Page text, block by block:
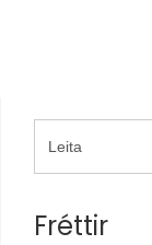
Fréttir